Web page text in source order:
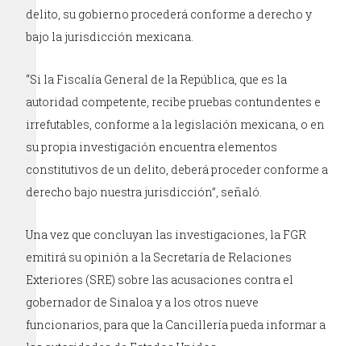
delito, su gobierno procederá conforme a derecho y
bajo la jurisdicción mexicana.
“Si la Fiscalía General de la República, que es la
autoridad competente, recibe pruebas contundentes e
irrefutables, conforme a la legislación mexicana, o en
su propia investigación encuentra elementos
constitutivos de un delito, deberá proceder conforme a
derecho bajo nuestra jurisdicción”, señaló.
Una vez que concluyan las investigaciones, la FGR
emitirá su opinión a la Secretaría de Relaciones
Exteriores (SRE) sobre las acusaciones contra el
gobernador de Sinaloa y a los otros nueve
funcionarios, para que la Cancillería pueda informar a